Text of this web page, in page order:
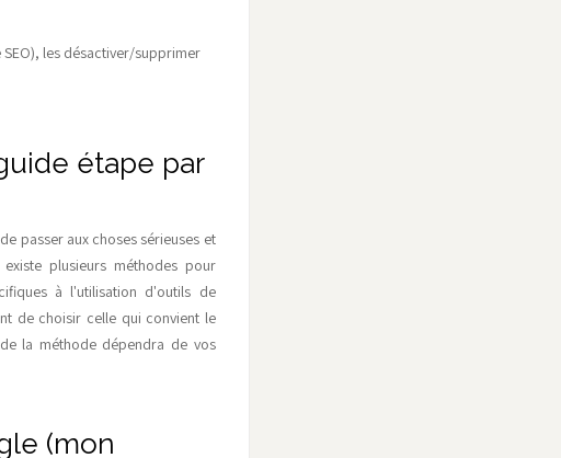
SEO), les désactiver/supprimer
étape par
passer aux choses sérieuses et
plusieurs méthodes pour
à l'utilisation d'outils de
de choisir celle qui convient le
la méthode dépendra de vos
(mon